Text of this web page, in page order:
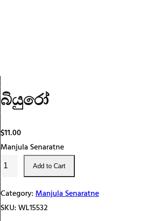
බියුරෝ
$11.00
Manjula Senaratne
බි
යු
රෝ
q
Add to Cart
Category:Manjula Senaratne
SKU:WL15532